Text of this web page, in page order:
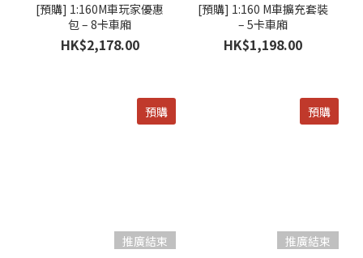
[預購] 1:160M車玩家優惠
包 – 8卡車廂
HK$2,178.00
[預購] 1:160 M車擴充套裝
– 5卡車廂
HK$1,198.00
預購 預購